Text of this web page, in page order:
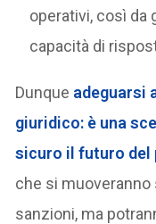
operativi, così da
capacità di
Dunque adeguarsi
giuridico: è una
sicuro il futuro del
che si
sanzioni, ma